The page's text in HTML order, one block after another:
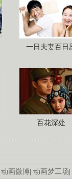
一日夫妻百日
百花深处
动画微博| 动画梦工场|